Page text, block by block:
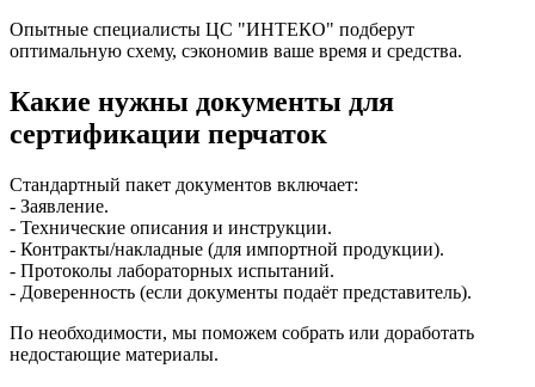
Опытные специалисты ЦС "ИНТЕКО" подберут
оптимальную схему, сэкономив ваше время и средства.
Какие нужны документы для
сертификации перчаток
Стандартный пакет документов включает:
- Заявление.
- Технические описания и инструкции.
- Контракты/накладные (для импортной продукции).
- Протоколы лабораторных испытаний.
- Доверенность (если документы подаёт представитель).
По необходимости, мы поможем собрать или доработать
недостающие материалы.